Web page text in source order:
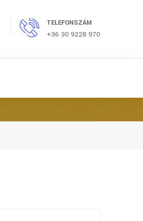
TELEFONSZÁM
+36 30 9228 970